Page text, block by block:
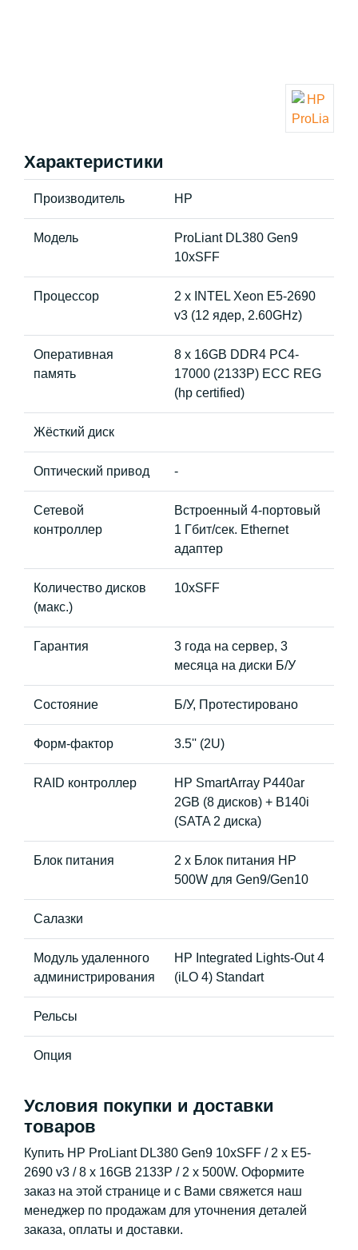
Характеристики
Производитель HP
Модель
ProLiant DL380 Gen9
10xSFF
Процессор
2 x INTEL Xeon E5-2690
v3 (12 ядер, 2.60GHz)
Оперативная
память
8 x 16GB DDR4 PC4-
17000 (2133P) ECC REG
(hp certified)
Жёсткий диск
Оптический привод -
Сетевой
контроллер
Встроенный 4-портовый
1 Гбит/сек. Ethernet
адаптер
Количество дисков
(макс.)
10хSFF
Гарантия
3 года на сервер, 3
месяца на диски Б/У
Состояние Б/У, Протестировано
Форм-фактор 3.5'' (2U)
RAID контроллер
HP SmartArray P440ar
2GB (8 дисков) + B140i
(SATA 2 диска)
Блок питания
2 x Блок питания HP
500W для Gen9/Gen10
Салазки
Модуль удаленного
администрирования
HP Integrated Lights-Out 4
(iLO 4) Standart
Рельсы
Опция
Условия покупки и доставки
товаров
Купить HP ProLiant DL380 Gen9 10xSFF / 2 x E5-
2690 v3 / 8 x 16GB 2133P / 2 x 500W. Оформите
заказ на этой странице и с Вами свяжется наш
менеджер по продажам для уточнения деталей
заказа, оплаты и доставки.